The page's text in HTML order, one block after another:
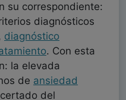
su correspondiente:
diagnósticos
diagnóstico
. Con esta
la elevada
de ansiedad
del